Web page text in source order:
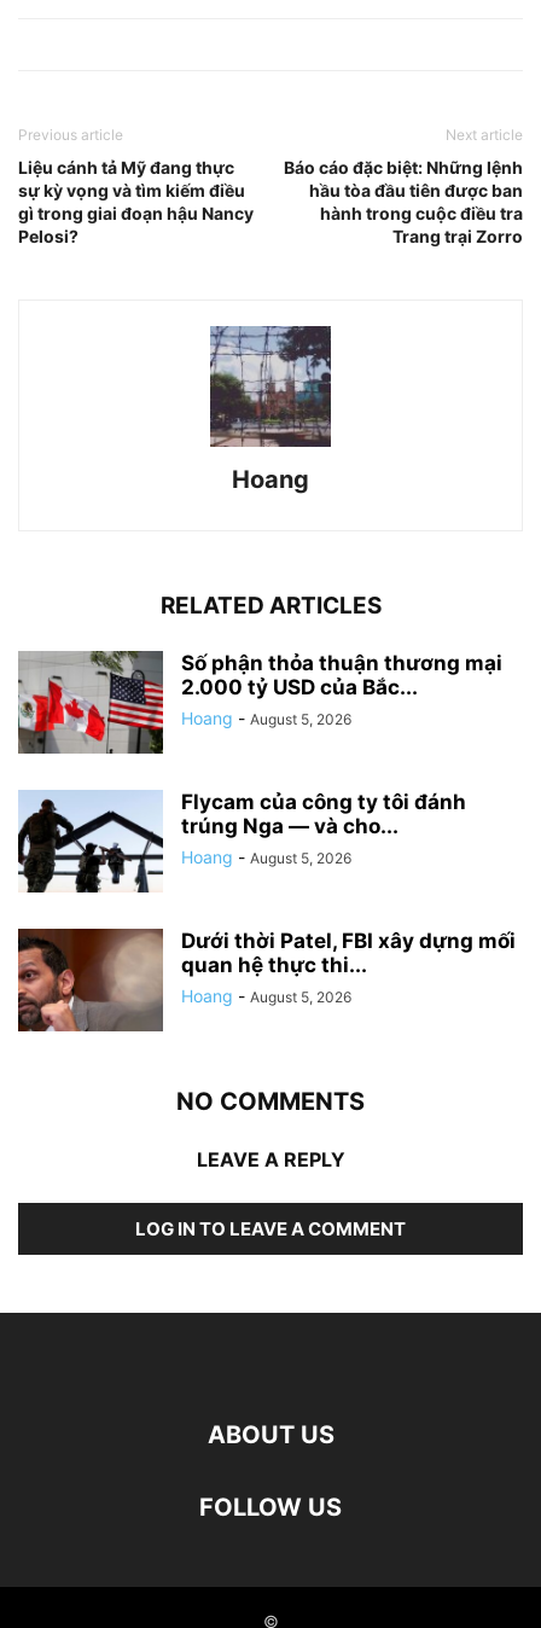
Previous article
Liệu cánh tả Mỹ đang thực
sự kỳ vọng và tìm kiếm điều
gì trong giai đoạn hậu Nancy
Pelosi?
Next article
Báo cáo đặc biệt: Những lệnh
hầu tòa đầu tiên được ban
hành trong cuộc điều tra
Trang trại Zorro
Hoang
RELATED ARTICLES
Số phận thỏa thuận thương mại
2.000 tỷ USD của Bắc...
Hoang - August 5, 2026
Flycam của công ty tôi đánh
trúng Nga — và cho...
Hoang - August 5, 2026
Dưới thời Patel, FBI xây dựng mối
quan hệ thực thi...
Hoang - August 5, 2026
NO COMMENTS
LEAVE A REPLY
LOG IN TO LEAVE A COMMENT
ABOUT US
FOLLOW US
©